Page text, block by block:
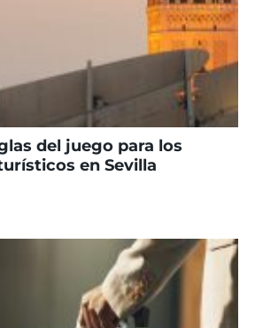
del juego para los
en Sevilla